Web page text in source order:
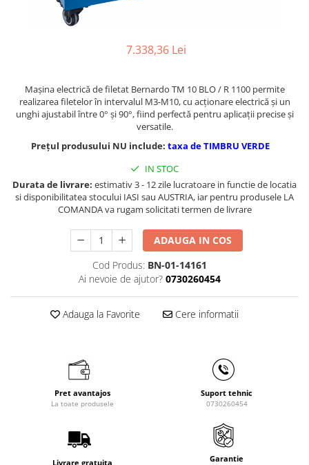
Masini de gaurit cu angrenaj, masa
Masini de gaurit cu coloana si cap
Masini de gaurit cu coloana si
curea de distributie
Masini de gaurit cu masa
Masini de gaurit cu stand si
coloana
Masini de gaurit si frezat
Masini de gaurit cu freza
Masini de frezat universale
Centre de prelucrare verticale CNC
Masini de frezat cu batiu
Masini de frezat multifunctionale
Masini de frezat universale SERVO
Masini de frezat verticale
Masini de ascutit burghie
Masini de lustruit
Masini de polizat bavuri cu perii
Masini de rectificat plan
Masini de rectificat plan
Masini de rectificat rotund
7.338,36 Lei
Mașina electrică de filetat Bernardo TM 10 BLO / R 1100 permite
realizarea filetelor în intervalul M3-M10, cu acționare electrică și un
unghi ajustabil între 0° și 90°, fiind perfectă pentru aplicații precise și
versatile.
Prețul produsului NU include: taxa de TIMBRU VERDE
IN STOC
Durata de livrare: estimativ 3 - 12 zile lucratoare in functie de locatia
si disponibilitatea stocului IASI sau AUSTRIA, iar pentru produsele LA
COMANDA va rugam solicitati termen de livrare
ADAUGA IN COS
Cod Produs: BN-01-14161
Ai nevoie de ajutor? 0730260454
Adauga la Favorite Cere informatii
Pret avantajos
La toate produsele
Suport tehnic
0730260454
Livrare gratuita Garantie